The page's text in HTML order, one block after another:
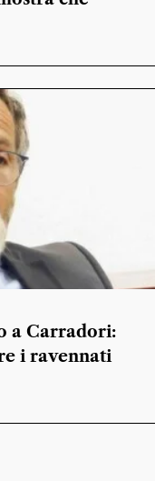
a Carradori:
i ravennati